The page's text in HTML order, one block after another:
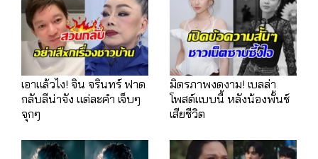
เอาแล้วไง! จิน จรินทร์ ฟาด
กลับลีน่าจัง แต่ละคำ เจ็บๆ
จุกๆ
มิตรภาพงดงาม! เบลล่า
โพสต์แบบนี้ หลังน้องพั้นช์
เสียชีวิต